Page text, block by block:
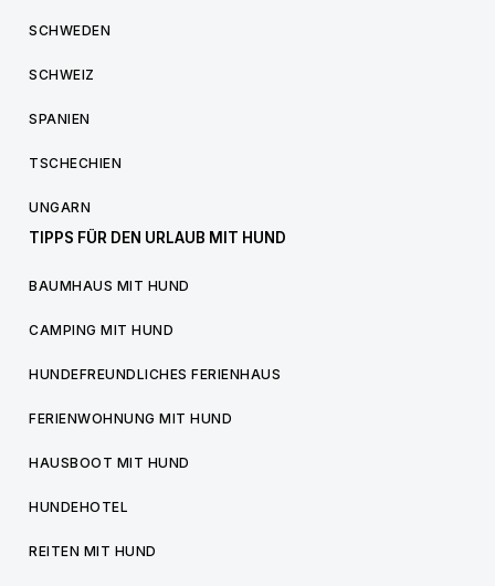
SCHWEDEN
SCHWEIZ
SPANIEN
TSCHECHIEN
UNGARN
TIPPS FÜR DEN URLAUB MIT HUND
BAUMHAUS MIT HUND
CAMPING MIT HUND
HUNDEFREUNDLICHES FERIENHAUS
FERIENWOHNUNG MIT HUND
HAUSBOOT MIT HUND
HUNDEHOTEL
REITEN MIT HUND